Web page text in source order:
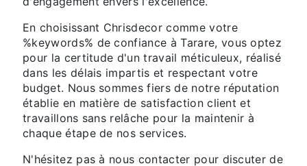
En choisissant Chrisdecor comme votre
%keywords% de confiance à Tarare, vous optez
pour la certitude d'un travail méticuleux, réalisé
dans les délais impartis et respectant votre
budget. Nous sommes fiers de notre réputation
établie en matière de satisfaction client et
travaillons sans relâche pour la maintenir à
chaque étape de nos services.
N'hésitez pas à nous contacter pour discuter de